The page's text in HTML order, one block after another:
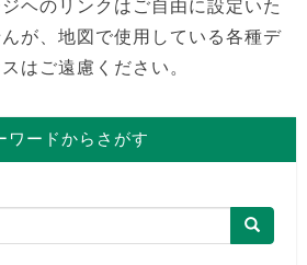
ヘのリンクはご自由に設定いた
が、地図で使用している各種デ
はご遠慮ください。
ワードからさがす